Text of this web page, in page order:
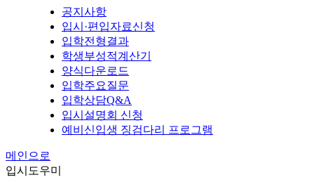
공지사항
입시·편입자료신청
입학전형결과
학생부성적계산기
양식다운로드
입학주요질문
입학상담Q&A
입시설명회 신청
예비신입생 징검다리 프로그램
메인으로
입시도우미